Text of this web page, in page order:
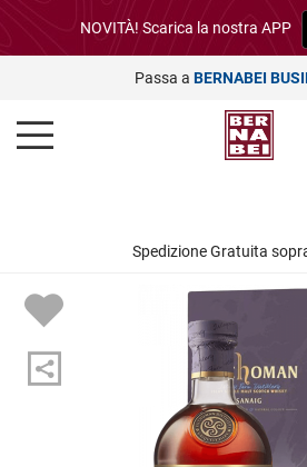
NOVITÀ! Scarica la nostra APP
Passa a BERNABEI
Spedizione Gratuita